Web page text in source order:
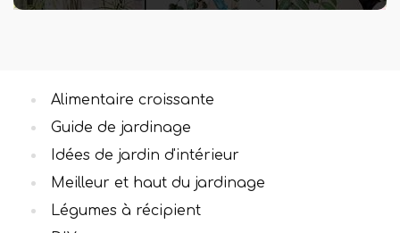
Valentin Robin
Alimentaire croissante
Guide de jardinage
Idées de jardin d'intérieur
Meilleur et haut du jardinage
Légumes à récipient